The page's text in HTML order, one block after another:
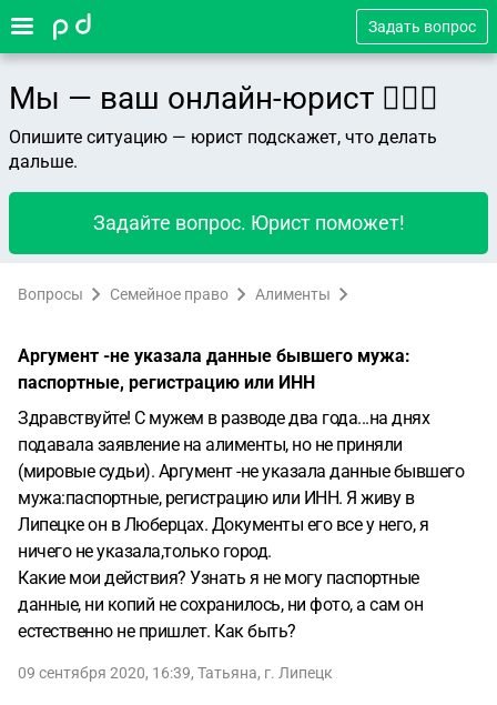
Задать вопрос
Мы — ваш онлайн-юрист 👨🏻‍⚖️
Опишите ситуацию — юрист подскажет, что делать
дальше.
Задайте вопрос. Юрист поможет!
Вопросы Семейное право Алименты
Аргумент -не указала данные бывшего мужа:
паспортные, регистрацию или ИНН
Здравствуйте! С мужем в разводе два года...на днях
подавала заявление на алименты, но не приняли
(мировые судьи). Аргумент -не указала данные бывшего
мужа:паспортные, регистрацию или ИНН. Я живу в
Липецке он в Люберцах. Документы его все у него, я
ничего не указала,только город.
Какие мои действия? Узнать я не могу паспортные
данные, ни копий не сохранилось, ни фото, а сам он
естественно не пришлет. Как быть?
09 сентября 2020, 16:39, Татьяна, г. Липецк